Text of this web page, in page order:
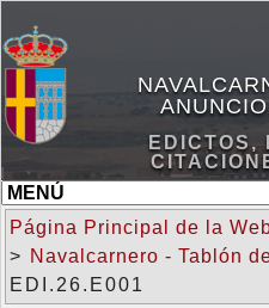
EDICTOS,
Página Principal de la
> Navalcarnero - Tablón
EDI.26.E001